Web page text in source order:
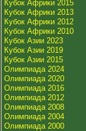
Кубок Африки 2015
Кубок Африки 2013
Кубок Африки 2012
Кубок Африки 2010
Кубок Азии 2023
Кубок Азии 2019
Кубок Азии 2015
Олимпиада 2024
Олимпиада 2020
Олимпиада 2016
Олимпиада 2012
Олимпиада 2008
Олимпиада 2004
Олимпиада 2000